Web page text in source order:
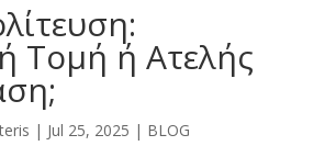
Τομή ή Ατελής
| Jul 25, 2025 | BLOG